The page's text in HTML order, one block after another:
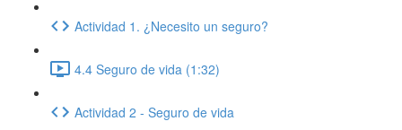
Actividad 1. ¿Necesito un seguro?
4.4 Seguro de vida (1:32)
Actividad 2 - Seguro de vida